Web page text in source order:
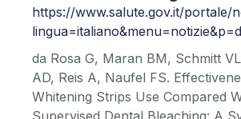
https://www.salute.gov.it/portale/
da Rosa G, Maran BM, Schmitt
AD, Reis A, Naufel FS.
Whitening Strips Use Compared
Supervised Dental Bleaching: A